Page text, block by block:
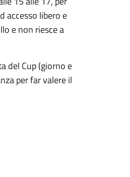
accesso libero e
e non riesce a
del Cup (giorno e
per far valere il